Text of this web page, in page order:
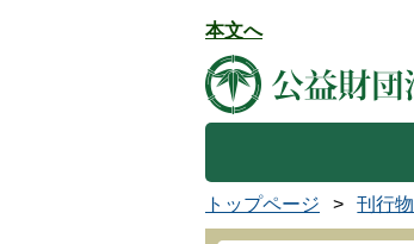
本文へ
トップページ 刊行物